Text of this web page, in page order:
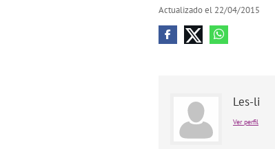
Actualizado el 22/04/2015
Les-li
Ver perfil